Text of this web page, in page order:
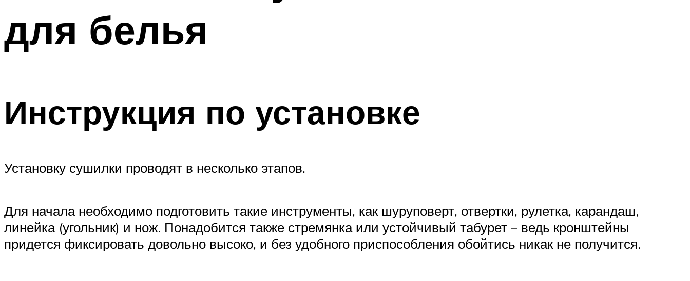
для белья
Инструкция по установке
Установку сушилки проводят в несколько этапов.
Для начала необходимо подготовить такие инструменты, как шуруповерт, отвертки, рулетка, карандаш,
линейка (угольник) и нож. Понадобится также стремянка или устойчивый табурет – ведь кронштейны
придется фиксировать довольно высоко, и без удобного приспособления обойтись никак не получится.